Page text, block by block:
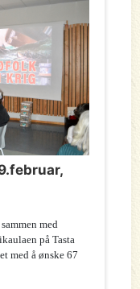
med
på Tasta
med å ønske 67